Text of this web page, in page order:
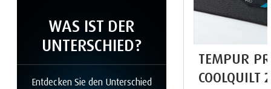
WAS IST DER
UNTERSCHIED?
Entdecken Sie den Unterschied
TEMPUR
COOLQUILT